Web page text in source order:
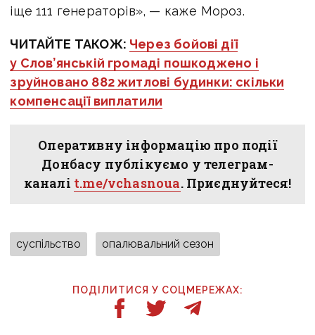
іще 111 генераторів», — каже Мороз.
ЧИТАЙТЕ ТАКОЖ: Через бойові дії
у Слов’янській громаді пошкоджено і
зруйновано 882 житлові будинки: скільки
компенсації виплатили
Оперативну інформацію про події
Донбасу публікуємо у телеграм-
каналі t.me/vchasnoua. Приєднуйтеся!
суспільство опалювальний сезон
ПОДІЛИТИСЯ У СОЦМЕРЕЖАХ: